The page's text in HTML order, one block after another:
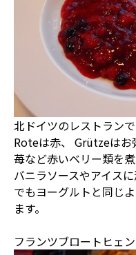
北ドイツのレストラン
Roteは赤、 Grützeはお
苺など赤いベリー類を
バニラソースやアイス
でもヨーグルトと同じ
ます。
フランツブロートヒェ